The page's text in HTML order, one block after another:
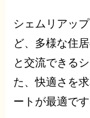
シェムリアッ
ど、多様な住
と交流できる
た、快適さを
ートが最適です